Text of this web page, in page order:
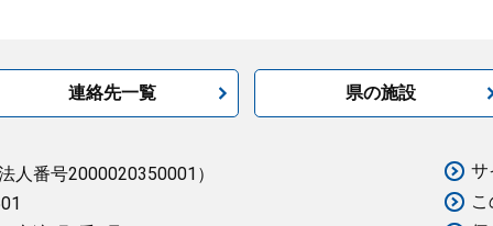
連絡先一覧 県の施設
人番号2000020350001）
サ